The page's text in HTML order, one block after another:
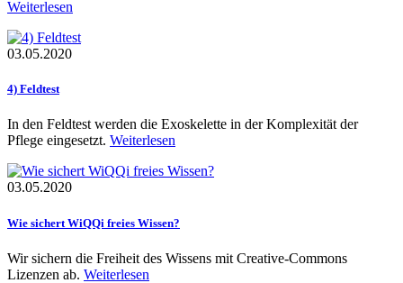
Weiterlesen
03.05.2020
4) Feldtest
In den Feldtest werden die Exoskelette in der Komplexität der
Pflege eingesetzt. Weiterlesen
03.05.2020
Wie sichert WiQQi freies Wissen?
Wir sichern die Freiheit des Wissens mit Creative-Commons
Lizenzen ab.​ Weiterlesen